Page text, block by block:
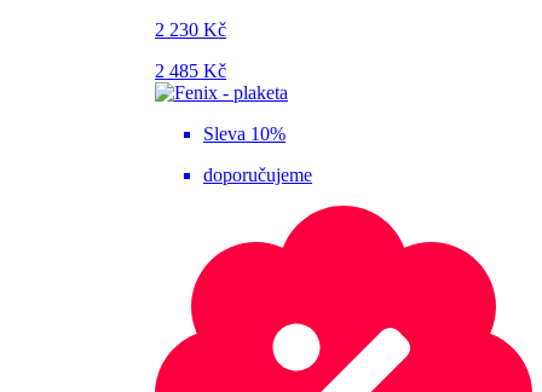
2 230 Kč
2 485 Kč
Sleva 10%
doporučujeme